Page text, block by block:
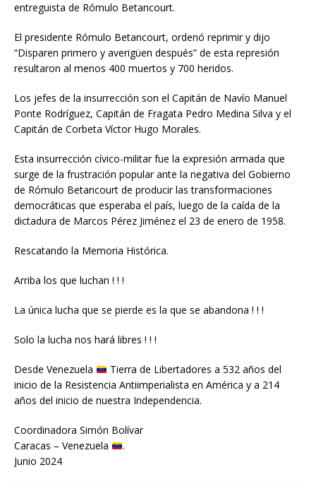
entreguista de Rómulo Betancourt.
El presidente Rómulo Betancourt, ordenó reprimir y dijo
“Disparen primero y averigüen después” de esta represión
resultaron al menos 400 muertos y 700 heridos.
Los jefes de la insurrección son el Capitán de Navío Manuel
Ponte Rodríguez, Capitán de Fragata Pedro Medina Silva y el
Capitán de Corbeta Víctor Hugo Morales.
Esta insurrección cívico-militar fue la expresión armada que
surge de la frustración popular ante la negativa del Gobierno
de Rómulo Betancourt de producir las transformaciones
democráticas que esperaba el país, luego de la caída de la
dictadura de Marcos Pérez Jiménez el 23 de enero de 1958.
Rescatando la Memoria Histórica.
Arriba los que luchan ! ! !
La única lucha que se pierde es la que se abandona ! ! !
Solo la lucha nos hará libres ! ! !
Desde Venezuela
Tierra de Libertadores a 532 años del
inicio de la Resistencia Antiimperialista en América y a 214
años del inicio de nuestra Independencia.
Coordinadora Simón Bolívar
Caracas – Venezuela
.
Junio 2024